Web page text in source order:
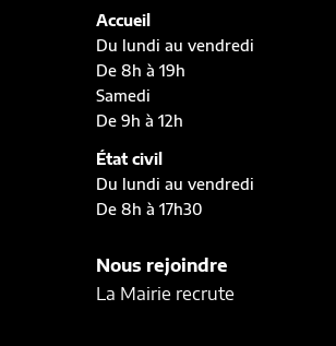
Accueil
Du lundi au vendredi
De 8h à 19h
Samedi
De 9h à 12h
État civil
Du lundi au vendredi
De 8h à 17h30
Nous rejoindre
La Mairie recrute